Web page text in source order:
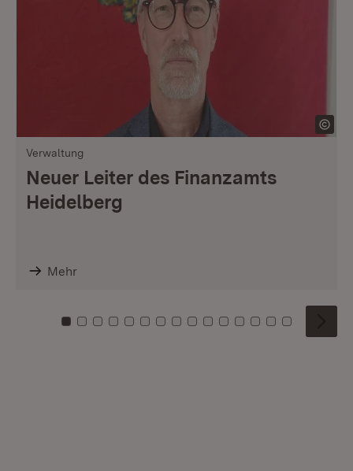
Verwaltung
Neuer Leiter des Finanzamts
Heidelberg
Mehr
Zu Kachel: 0
Zu Kachel: 1
Zu Kachel: 2
Zu Kachel: 3
Zu Kachel: 4
Zu Kachel: 5
Zu Kachel: 6
Zu Kachel: 7
Zu Kachel: 8
Zu Kachel: 9
Zu Kachel: 10
Zu Kachel: 11
Zu Kachel: 12
Zu Kachel:
Zu